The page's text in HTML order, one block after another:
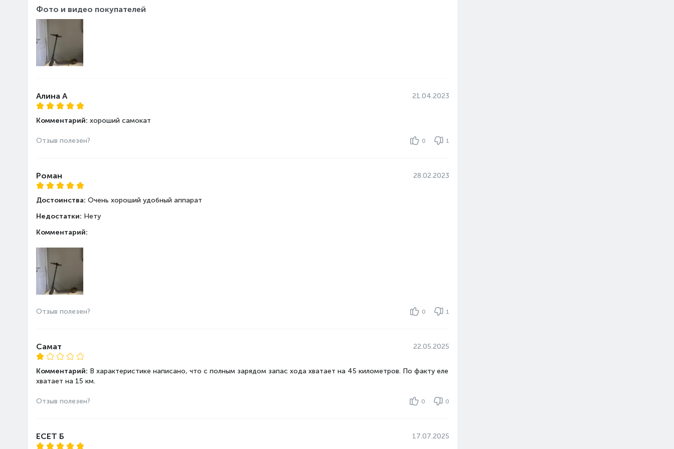
Фото и видео покупателей
Алина А 21.04.2023
Комментарий: хороший самокат
Отзыв полезен? 0 1
Роман 28.02.2023
Достоинства: Очень хороший удобный аппарат
Недостатки: Нету
Комментарий:
Отзыв полезен? 0 1
Самат 22.05.2025
Комментарий: В характеристике написано, что с полным зарядом запас хода хватает на 45 километров. По факту еле
хватает на 15 км.
Отзыв полезен? 0 0
ЕСЕТ Б 17.07.2025